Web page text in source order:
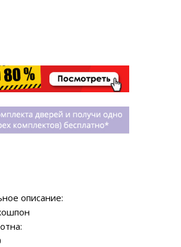
описание: